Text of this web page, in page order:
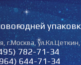
,г.Москва,
782-71-34
644-71-34